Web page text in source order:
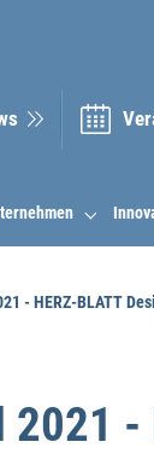
- HERZ-BLATT
-